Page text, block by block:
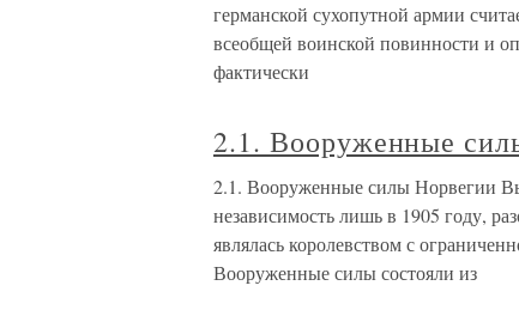
германской сухопутной армии
всеобщей воинской повинности и
фактически
2.1. Вооруженные
2.1. Вооруженные силы Норвегии
независимость лишь в 1905 году,
являлась королевством с
Вооруженные силы состояли из